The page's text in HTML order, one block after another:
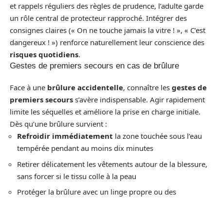
et rappels réguliers des règles de prudence, l’adulte garde
un rôle central de protecteur rapproché. Intégrer des
consignes claires (« On ne touche jamais la vitre ! », « C’est
dangereux ! ») renforce naturellement leur conscience des
risques quotidiens.
Gestes de premiers secours en cas de brûlure
Face à une brûlure accidentelle, connaître les gestes de
premiers secours s’avère indispensable. Agir rapidement
limite les séquelles et améliore la prise en charge initiale.
Dès qu’une brûlure survient :
Refroidir immédiatement la zone touchée sous l’eau
tempérée pendant au moins dix minutes
Retirer délicatement les vêtements autour de la blessure,
sans forcer si le tissu colle à la peau
Protéger la brûlure avec un linge propre ou des